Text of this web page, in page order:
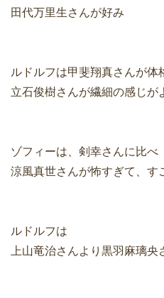
田代万里生さんが好み
ルドルフは甲斐翔真さんが
立石俊樹さんが繊細の感じが
ゾフィーは、剣幸さんに比べ
涼風真世さんが怖すぎて、す
ルドルフは
上山竜治さんより黒羽麻璃央